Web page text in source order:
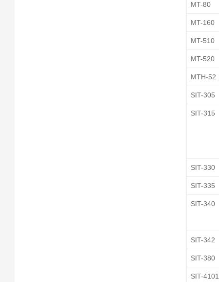
MT-80
MT-160
MT-510
MT-520
MTH-52
SIT-305
SIT-315
SIT-330
SIT-335
SIT-340
SIT-342
SIT-380
SIT-4101